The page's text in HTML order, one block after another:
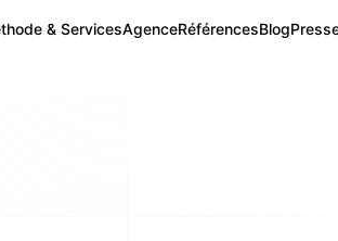
& ServicesAgenceRéférencesBlog